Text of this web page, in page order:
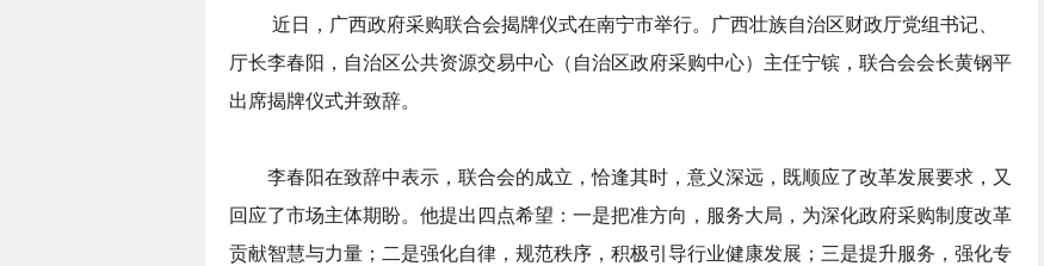
近日，广西政府采购联合会揭牌仪式在南宁市举行。广西壮族自治区财政厅党组书记、
厅长李春阳，自治区公共资源交易中心（自治区政府采购中心）主任宁镔，联合会会长黄钢平
出席揭牌仪式并致辞。
李春阳在致辞中表示，联合会的成立，恰逢其时，意义深远，既顺应了改革发展要求，又
回应了市场主体期盼。他提出四点希望：一是把准方向，服务大局，为深化政府采购制度改革
贡献智慧与力量；二是强化自律，规范秩序，积极引导行业健康发展；三是提升服务，强化专